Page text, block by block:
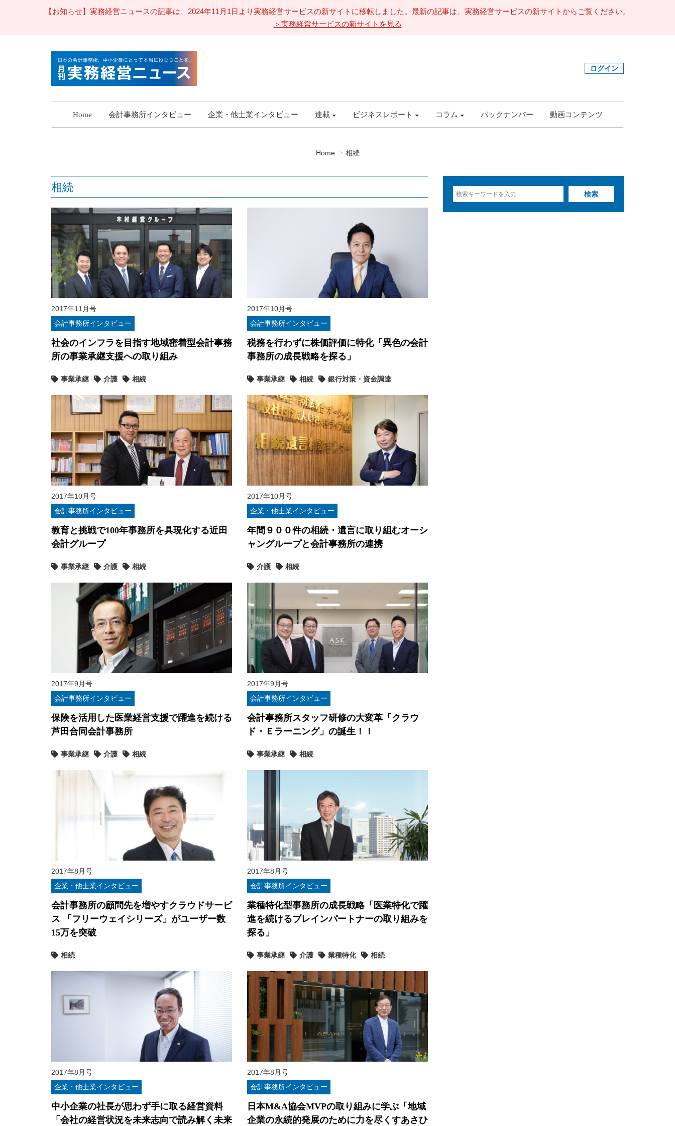
【お知らせ】実務経営ニュースの記事は、2024年11月1日より実務経営サービスの新サイトに移転しました。最新の記事は、実務経営サービスの新サイトからご覧ください。
＞実務経営サービスの新サイトを見る
ログイン
Home 会計事務所インタビュー 企業・他士業インタビュー 連載 ビジネスレポート コラム バックナンバー 動画コンテンツ
Home 相続
相続
2017年11月号
会計事務所インタビュー
社会のインフラを目指す地域密着型会計事務
所の事業承継支援への取り組み
事業承継 介護 相続
2017年10月号
会計事務所インタビュー
税務を行わずに株価評価に特化「異色の会計
事務所の成長戦略を探る」
事業承継 相続 銀行対策・資金調達
2017年10月号
会計事務所インタビュー
教育と挑戦で100年事務所を具現化する近田
会計グループ
事業承継 介護 相続
2017年10月号
企業・他士業インタビュー
年間９００件の相続・遺言に取り組むオーシ
ャングループと会計事務所の連携
介護 相続
2017年9月号
会計事務所インタビュー
保険を活用した医業経営支援で躍進を続ける
芦田合同会計事務所
事業承継 介護 相続
2017年9月号
会計事務所インタビュー
会計事務所スタッフ研修の大変革「クラウ
ド・Ｅラーニング」の誕生！！
事業承継 相続
2017年8月号
企業・他士業インタビュー
会計事務所の顧問先を増やすクラウドサービ
ス 「フリーウェイシリーズ」がユーザー数
15万を突破
相続
2017年8月号
会計事務所インタビュー
業種特化型事務所の成長戦略「医業特化で躍
進を続けるブレインパートナーの取り組みを
探る」
事業承継 介護 業種特化 相続
2017年8月号
企業・他士業インタビュー
中小企業の社長が思わず手に取る経営資料
「会社の経営状況を未来志向で読み解く未来
2017年8月号
会計事務所インタビュー
日本M&A協会MVPの取り組みに学ぶ「地域
企業の永続的発展のために力を尽くすあさひ